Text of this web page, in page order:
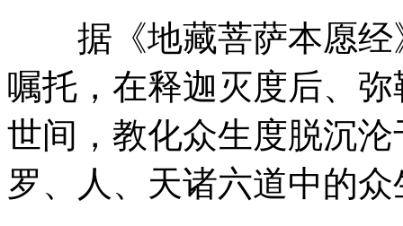
据《地藏菩萨本愿经
嘱托，在释迦灭度后、
世间，教化众生度脱沉
罗、人、天诸六道中的众